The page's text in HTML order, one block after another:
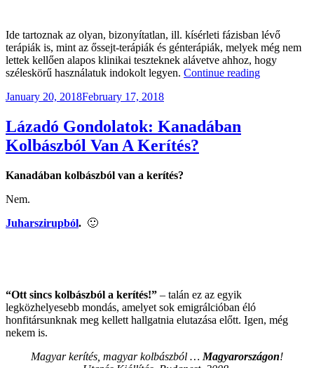
Ide tartoznak az olyan, bizonyítatlan, ill. kísérleti fázisban lévő
terápiák is, mint az őssejt-terápiák és génterápiák, melyek még nem
lettek kellően alapos klinikai teszteknek alávetve ahhoz, hogy
széleskörű használatuk indokolt legyen. Continue reading“A
Posted
January 20, 2018February 17, 2018
Lázadó Gondolatok: Kanadában
Kolbászból Van A Kerítés?
Kanadában kolbászból van a kerítés?
Nem.
Juharszirupból. 🙂
“Ott sincs kolbászból a kerítés!” – talán ez az egyik
legközhelyesebb mondás, amelyet sok emigrálcióban éló
honfitársunknak meg kellett hallgatnia elutazása előtt. Igen, még
nekem is.
Magyar kerítés, magyar kolbászból … Magyarországon!